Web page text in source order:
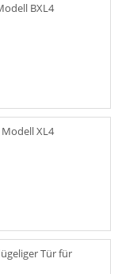
BXL4
XL4
Tür für